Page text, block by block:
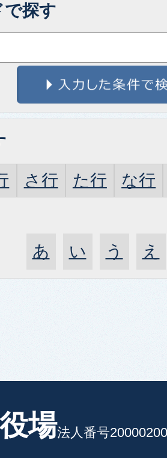
で探す
さ行 た行 な行
あ い う え
場法人番号